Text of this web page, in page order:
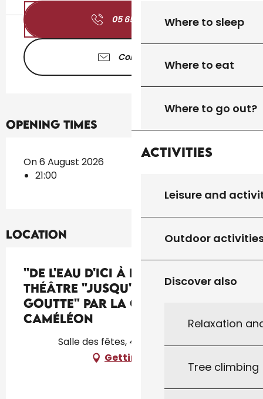
Where to sleep
Where to eat
Where to go out?
Activities
Leisure and
Outdoor
Discover also
Relaxation
Tree climbing
05 65 41 30 ▒▒
Contact us
Opening times
On 6 August 2026
21:00
Location
''De l'eau d'ici à l'eau de là'' :
théâtre "Jusqu'à la dernière
goutte" par la Cie Les voix du
caméléon
Salle des fêtes, 46310 Montamel
Getting there